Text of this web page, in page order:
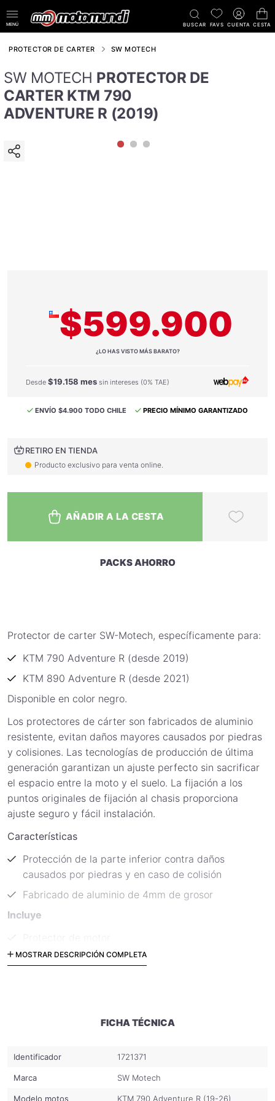
MENÚ BUSCAR FAVS CUENTA CESTA
PROTECTOR DE CARTER SW MOTECH
SW MOTECH PROTECTOR DE
CARTER KTM 790
ADVENTURE R (2019)
$599.900
¿LO HAS VISTO MÁS BARATO?
Desde $19.158 mes sin intereses (0% TAE)
ENVÍO $4.900 TODO CHILE PRECIO MÍNIMO GARANTIZADO
RETIRO EN TIENDA
Producto exclusivo para venta online.
AÑADIR A LA CESTA
PACKS AHORRO
Protector de carter SW-Motech, específicamente para:
KTM 790 Adventure R (desde 2019)
KTM 890 Adventure R (desde 2021)
Disponible en color negro.
Los protectores de cárter son fabricados de aluminio
resistente, evitan daños mayores causados por piedras
y colisiones. Las tecnologías de producción de última
generación garantizan un ajuste perfecto sin sacrificar
el espacio entre la moto y el suelo. La fijación a los
puntos originales de fijación al chasis proporciona
ajuste seguro y fácil instalación.
Características
Protección de la parte inferior contra daños
causados por piedras y en caso de colisión
Fabricado de aluminio de 4mm de grosor
Incluye
Material de fijación
MOSTRAR DESCRIPCIÓN COMPLETA
FICHA TÉCNICA
Identificador 1721371
Marca SW Motech
Modelo motos KTM 790 Adventure R (19-26)